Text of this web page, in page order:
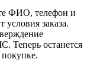
ФИО, телефон и
заказа.
Теперь останется
покупке.